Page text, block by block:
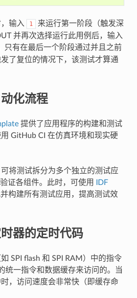
输入 1
来运行第一阶段（触发深
并再次选择运行此用例后，输入
只有在最后一个阶段通过并且之前
了复位的情况下，该测试才算通
化流程
提供了应用程序的构建和测试
GitHub CI 在仿真环境和现实硬
将测试拆分为多个独立的测试应
证各组件。此时，可使用
IDF
构建所有测试应用，提高测试效
器的定时代码
SPI flash 和 SPI RAM）中的指令
统一指令和数据缓存来访问的。当
，访问速度会非常快（即缓存命